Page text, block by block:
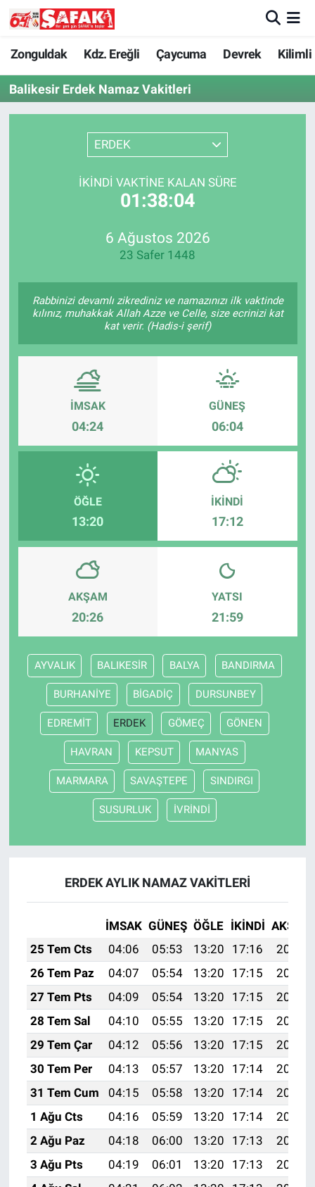
Zonguldak Kdz. Ereğli Çaycuma Devrek Kilimli
Balikesir Erdek Namaz Vakitleri
ERDEK
İKINDI VAKTINE KALAN SÜRE
01:38:04
6 Ağustos 2026
23 Safer 1448
Rabbinizi devamlı zikrediniz ve namazınızı ilk vaktinde
kılınız, muhakkak Allah Azze ve Celle, size ecrinizi kat
kat verir. (Hadis-i şerif)
İMSAK
04:24
GÜNEŞ
06:04
ÖĞLE
13:20
İKINDI
17:12
AKŞAM
20:26
YATSI
21:59
AYVALIK BALIKESİR BALYA BANDIRMA
BURHANİYE BİGADİÇ DURSUNBEY
EDREMİT ERDEK GÖMEÇ GÖNEN
HAVRAN KEPSUT MANYAS
MARMARA SAVAŞTEPE SINDIRGI
SUSURLUK İVRİNDİ
ERDEK AYLIK NAMAZ VAKITLERI
İMSAK GÜNEŞ ÖĞLE İKINDI AKŞAM
25 Tem Cts
04:06 05:53 13:20 17:16
20:38
26 Tem Paz
04:07 05:54 13:20 17:15
20:37
27 Tem Pts
04:09 05:54 13:20 17:15
20:36
28 Tem Sal
04:10 05:55 13:20 17:15
20:36
29 Tem Çar
04:12 05:56 13:20 17:15
20:35
30 Tem Per
04:13 05:57 13:20 17:14
20:34
31 Tem Cum
04:15 05:58 13:20 17:14
20:33
1 Ağu Cts
04:16 05:59 13:20 17:14
20:32
2 Ağu Paz
04:18 06:00 13:20 17:13
20:30
3 Ağu Pts
04:19 06:01 13:20 17:13
20:29
Zonguldak
Kdz. Ereğli
Resmi İlan
Zonguldak Nöbetçi Eczaneler
Zonguldak Hava Durumu
Zonguldak Trafik Yoğunluk Haritası
Süper Lig Puan Durumu ve Fikstür
Tüm Manşetler
Haber Arşivi